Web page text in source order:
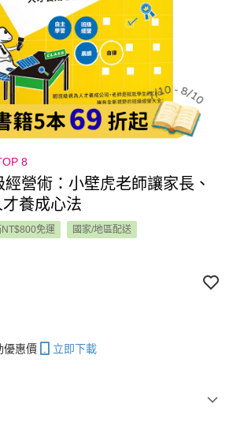
8
營術：小壁虎老師讓家長、
養成心法
免運 國家/地區配送
優惠價 立即下載